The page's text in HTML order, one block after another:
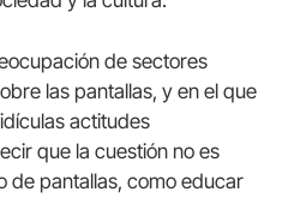
de sectores
las pantallas, y en el que
actitudes
que la cuestión no es
de pantallas, como educar